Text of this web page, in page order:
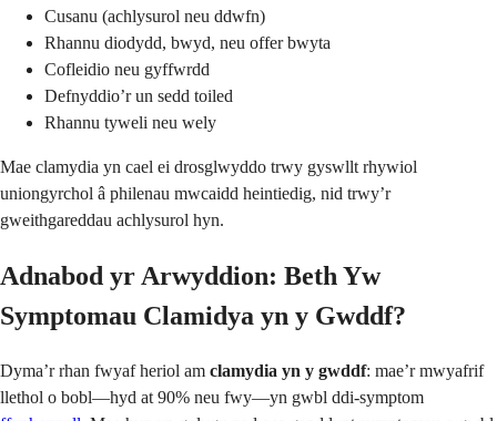
Cusanu (achlysurol neu ddwfn)
Rhannu diodydd, bwyd, neu offer bwyta
Cofleidio neu gyffwrdd
Defnyddio’r un sedd toiled
Rhannu tyweli neu wely
Mae clamydia yn cael ei drosglwyddo trwy gyswllt rhywiol
uniongyrchol â philenau mwcaidd heintiedig, nid trwy’r
gweithgareddau achlysurol hyn.
Adnabod yr Arwyddion: Beth Yw
Symptomau Clamidya yn y Gwddf?
Dyma’r rhan fwyaf heriol am clamydia yn y gwddf: mae’r mwyafrif
llethol o bobl—hyd at 90% neu fwy—yn gwbl ddi-symptom